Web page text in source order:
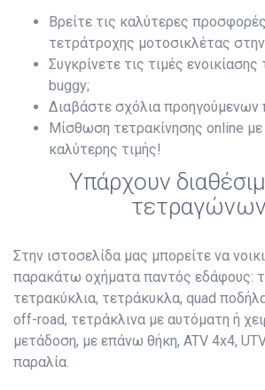
Βρείτε τις καλύτερες προσφορές
τετράτροχης μοτοσικλέτας
Συγκρίνετε τις τιμές
buggy;
Διαβάστε σχόλια προηγούμενων
Μίσθωση τετρακίνησης online με
καλύτερης τιμής!
Υπάρχουν
τετραγώνων
Στην ιστοσελίδα μας μπορείτε να
παρακάτω οχήματα παντός εδάφους:
τετρακύκλια, τετράκυκλα, quad
off-road, τετράκλινα με αυτόματη ή
μετάδοση, με επάνω θήκη, ATV 4x4,
παραλία.